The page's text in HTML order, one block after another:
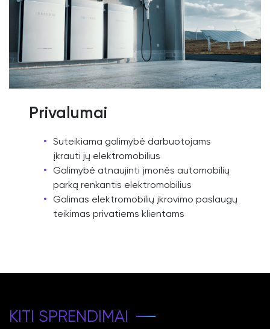
Privalumai
Suteikiama galimybė darbuotojams
įkrauti jų elektromobilius
Galimybė atnaujinti įmonės automobilių
parką renkantis elektromobilius
Galimas elektromobilių įkrovimo paslaugų
teikimas privatiems klientams
KITI SPRENDIMAI